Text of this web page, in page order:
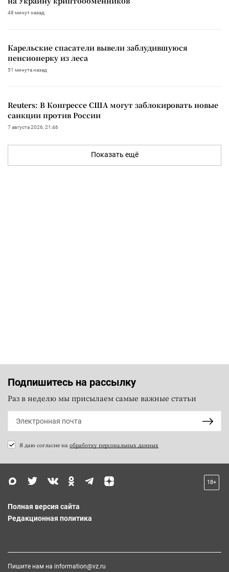
48 минут назад
Карельские спасатели вывели заблудившуюся
пенсионерку из леса
51 минута назад
Reuters: В Конгрессе США могут заблокировать новые
санкции против России
7 августа 2026, 21:46
Показать ещё
Подпишитесь на рассылку
Раз в неделю мы присылаем самые важные статьи
Я даю согласие на обработку персональных данных
18+
Полная версия сайта
Редакционная политика
Пишите нам на information@vz.ru